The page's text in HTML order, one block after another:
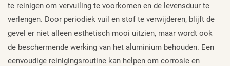
te reinigen om vervuiling te voorkomen en de levensduur te
verlengen. Door periodiek vuil en stof te verwijderen, blijft de
gevel er niet alleen esthetisch mooi uitzien, maar wordt ook
de beschermende werking van het aluminium behouden. Een
eenvoudige reinigingsroutine kan helpen om corrosie en